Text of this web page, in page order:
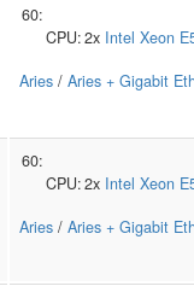
60:
CPU:2x Intel Xeon
Aries / Aries + Gigabit
60:
CPU:2x Intel Xeon
Aries / Aries + Gigabit